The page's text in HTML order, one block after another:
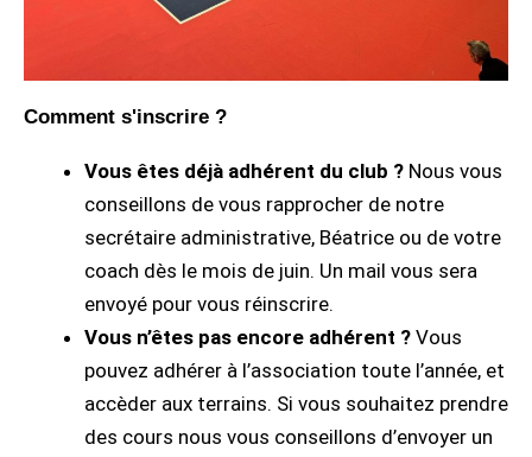
Comment s'inscrire ?
Vous êtes déjà adhérent du club ? Nous vous
conseillons de vous rapprocher de notre
secrétaire administrative, Béatrice ou de votre
coach dès le mois de juin. Un mail vous sera
envoyé pour vous réinscrire.
Vous n’êtes pas encore adhérent ? Vous
pouvez adhérer à l’association toute l’année, et
accèder aux terrains. Si vous souhaitez prendre
des cours nous vous conseillons d’envoyer un